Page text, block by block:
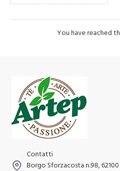
You have reached
Contatti
Borgo Sforzacosta n.98,